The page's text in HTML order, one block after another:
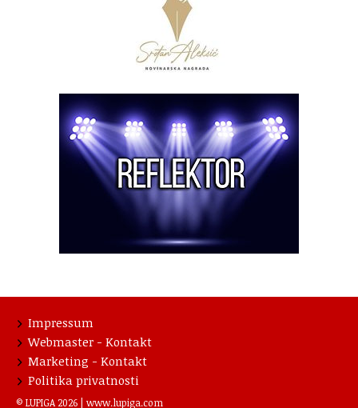
Impressum
Webmaster - Kontakt
Marketing - Kontakt
Politika privatnosti
© LUPIGA 2026 | www.lupiga.com